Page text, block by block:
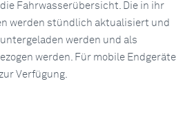
Fahrwasserübersicht. Die in ihr
werden stündlich aktualisiert und
werden und als
werden. Für mobile Endgeräte
Verfügung.